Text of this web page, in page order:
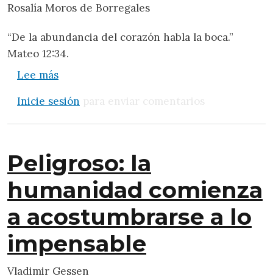
Rosalía Moros de Borregales
“De la abundancia del corazón habla la boca.”
Mateo 12:34.
Lee mássobre El lenguaje como expresión del alma
Inicie sesión para enviar comentarios
Peligroso: la
humanidad comienza
a acostumbrarse a lo
impensable
Vladimir Gessen